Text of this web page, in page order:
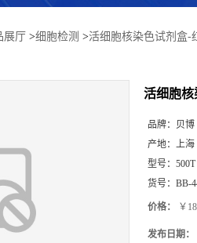
展厅 >细胞检测 >活细胞核染色试剂盒-
活细胞核
品牌： 贝博
产地： 上海
型号： 500T
货号： BB-
价格： ￥
发布日期：